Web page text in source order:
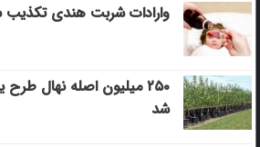
وارادات شربت هندی تکذیب
۲۵۰ میلیون اصله نهال
شد